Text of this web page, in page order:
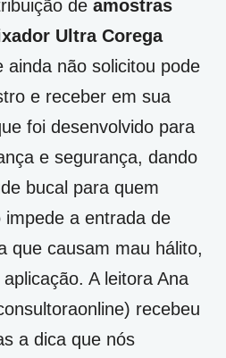
de amostras
Ultra Corega
ainda não solicitou pode
e receber em sua
foi desenvolvido para
e segurança, dando
bucal para quem
a entrada de
que causam mau hálito,
A leitora Ana
recebeu
a dica que nós